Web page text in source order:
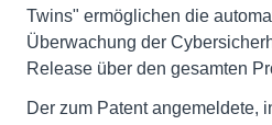
Twins" ermöglichen die
Überwachung der
Release über den gesamten
Der zum Patent angemeldete,